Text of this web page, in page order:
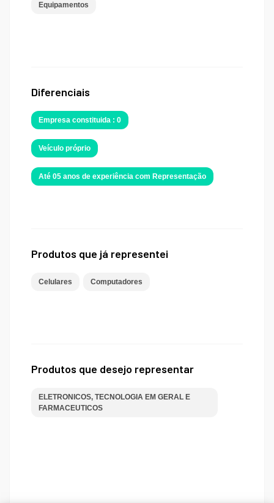
Equipamentos
Diferenciais
Empresa constituida : 0
Veículo próprio
Até 05 anos de experiência com Representação
Produtos que já representei
Celulares Computadores
Produtos que desejo representar
ELETRONICOS, TECNOLOGIA EM GERAL E
FARMACEUTICOS